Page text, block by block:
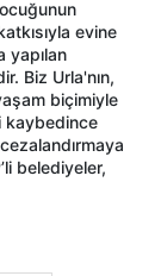
evine
yapılan
Biz Urla'nın,
biçimiyle
kaybedince
belediyeler,